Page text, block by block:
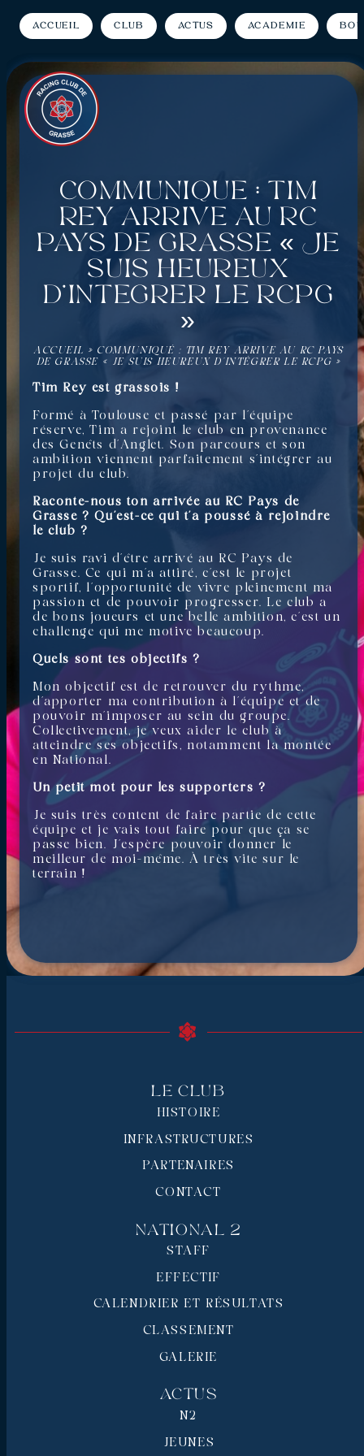
Accueil Club Actus Académie
Communiqué : Tim
Rey arrive au RC
Pays de Grasse « Je
suis heureux
d’intégrer le RCPG
»
ACCUEIL » COMMUNIQUÉ : TIM REY ARRIVE AU RC PAYS
DE GRASSE « JE SUIS HEUREUX D’INTÉGRER LE RCPG »
Tim Rey est grassois !
Formé à Toulouse et passé par l’équipe
réserve, Tim a rejoint le club en provenance
des Genêts d’Anglet. Son parcours et son
ambition viennent parfaitement s’intégrer au
projet du club.
Raconte-nous ton arrivée au RC Pays de
Grasse ? Qu’est-ce qui t’a poussé à rejoindre
le club ?
Je suis ravi d’être arrivé au RC Pays de
Grasse. Ce qui m’a attiré, c’est le projet
sportif, l’opportunité de vivre pleinement ma
passion et de pouvoir progresser. Le club a
de bons joueurs et une belle ambition, c’est un
challenge qui me motive beaucoup.
Quels sont tes objectifs ?
Mon objectif est de retrouver du rythme,
d’apporter ma contribution à l’équipe et de
pouvoir m’imposer au sein du groupe.
Collectivement, je veux aider le club à
atteindre ses objectifs, notamment la montée
en National.
Un petit mot pour les supporters ?
Je suis très content de faire partie de cette
équipe et je vais tout faire pour que ça se
passe bien. J’espère pouvoir donner le
meilleur de moi-même. À très vite sur le
terrain !
Le Club
HISTOIRE
INFRASTRUCTURES
PARTENAIRES
CONTACT
National 2
STAFF
EFFECTIF
CALENDRIER ET RÉSULTATS
CLASSEMENT
GALERIE
Actus
N2
JEUNES